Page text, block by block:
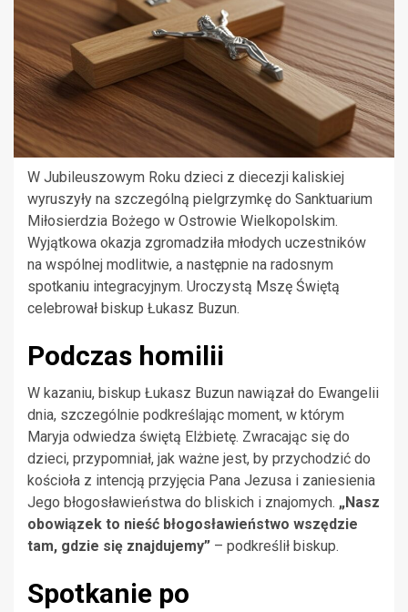
W Jubileuszowym Roku dzieci z diecezji kaliskiej
wyruszyły na szczególną pielgrzymkę do Sanktuarium
Miłosierdzia Bożego w Ostrowie Wielkopolskim.
Wyjątkowa okazja zgromadziła młodych uczestników
na wspólnej modlitwie, a następnie na radosnym
spotkaniu integracyjnym. Uroczystą Mszę Świętą
celebrował biskup Łukasz Buzun.
Podczas homilii
W kazaniu, biskup Łukasz Buzun nawiązał do Ewangelii
dnia, szczególnie podkreślając moment, w którym
Maryja odwiedza świętą Elżbietę. Zwracając się do
dzieci, przypomniał, jak ważne jest, by przychodzić do
kościoła z intencją przyjęcia Pana Jezusa i zaniesienia
Jego błogosławieństwa do bliskich i znajomych. „Nasz
obowiązek to nieść błogosławieństwo wszędzie
tam, gdzie się znajdujemy” – podkreślił biskup.
Spotkanie po